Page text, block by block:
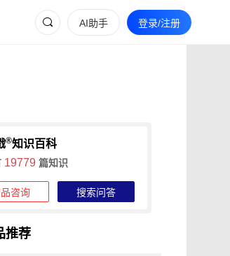
AI助手 登录/注册
®知识百科
19779 篇知识
咨询 搜索问答
推荐